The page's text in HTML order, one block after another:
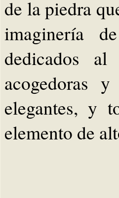
de la piedra
imaginería
dedicados
acogedoras
elegantes, y
elemento de